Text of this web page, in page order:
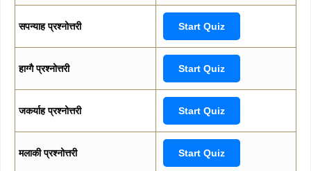
सपन्याह प्रश्नोत्तरी Start Quiz
हाग्गै प्रश्नोत्तरी Start Quiz
जकर्याह प्रश्नोत्तरी Start Quiz
मलाकी प्रश्नोत्तरी Start Quiz